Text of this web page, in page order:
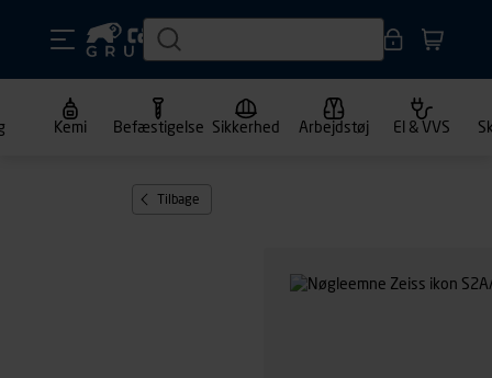
Kemi Befæstigelse Sikkerhed Arbejdstøj El & VVS
Tilbage